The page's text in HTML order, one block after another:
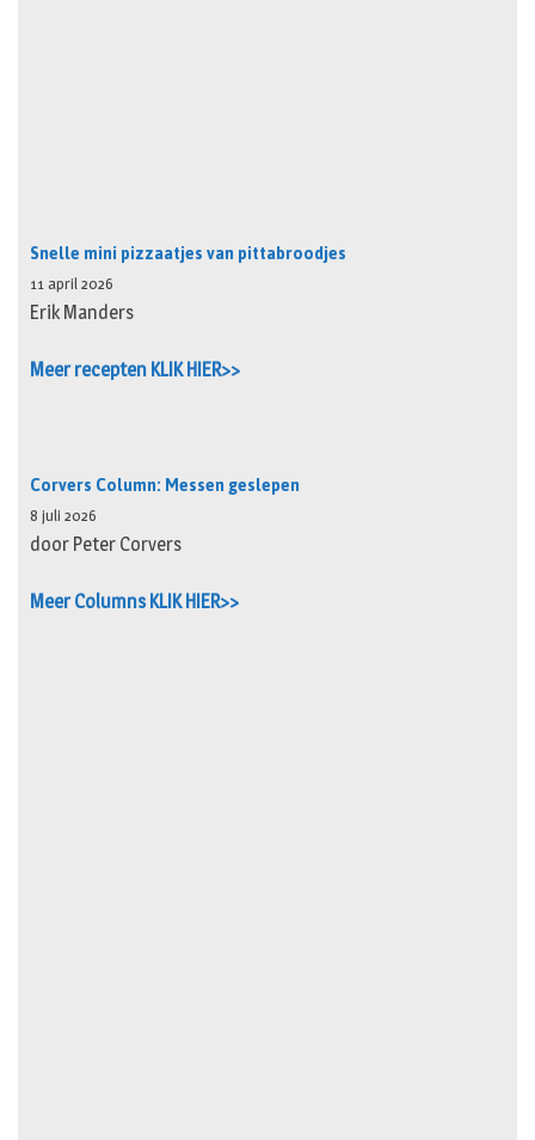
Snelle mini pizzaatjes van pittabroodjes
11 april 2026
Erik Manders
Meer recepten KLIK HIER>>
Corvers Column: Messen geslepen
8 juli 2026
door Peter Corvers
Meer Columns KLIK HIER>>